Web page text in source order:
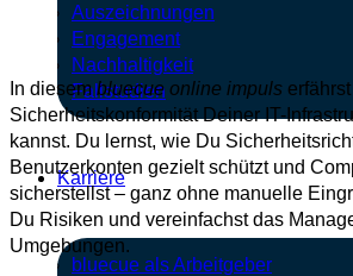
Auszeichnungen
Engagement
Nachhaltigkeit
Fallstudien
Karriere
bluecue als Arbeitgeber
In diesembluecue online impuls
Sicherheitskonformität Deiner IT-
kannst. Du lernst, wie Du
Benutzerkonten gezielt schützt und
sicherstellst – ganz ohne manuelle
Du Risiken und vereinfachst das
Umgebungen.